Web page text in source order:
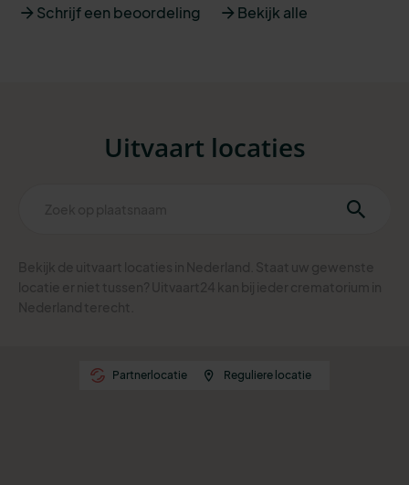
Schrijf een beoordeling Bekijk alle
Uitvaart locaties
Partnerlocatie Reguliere locatie